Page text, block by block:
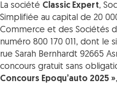
La société Classic Expert,
Simplifiée au capital de 20
Commerce et des Sociétés
numéro 800 170 011, dont le
rue Sarah Bernhardt 92665
concours gratuit sans
Concours Epoqu’auto 2025 »